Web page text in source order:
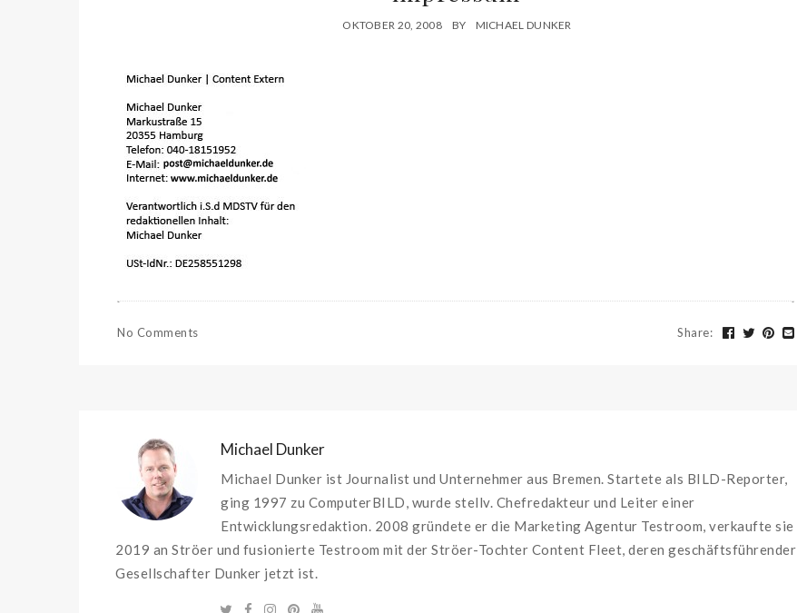
OKTOBER 20, 2008 BY MICHAEL DUNKER
No Comments Share:
Michael Dunker
Michael Dunker ist Journalist und Unternehmer aus Bremen. Startete als BILD-Reporter,
ging 1997 zu ComputerBILD, wurde stellv. Chefredakteur und Leiter einer
Entwicklungsredaktion. 2008 gründete er die Marketing Agentur Testroom, verkaufte sie
2019 an Ströer und fusionierte Testroom mit der Ströer-Tochter Content Fleet, deren geschäftsführender
Gesellschafter Dunker jetzt ist.